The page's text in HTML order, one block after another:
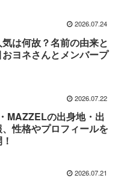
2026.07.24
は何故？名前の由来と
ヨネさんとメンバープ
2026.07.22
MAZZELの出身地・出
性格やプロフィールを
2026.07.21